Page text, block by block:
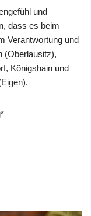
und
dass es beim
Verantwortung und
(Oberlausitz),
Königshain und